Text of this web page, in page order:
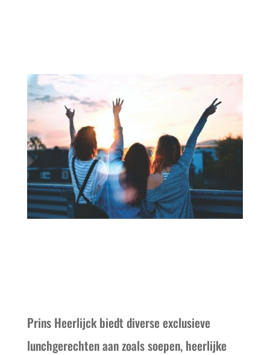
Prins Heerlijck biedt diverse exclusieve
lunchgerechten aan zoals soepen, heerlijke